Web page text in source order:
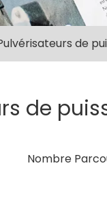
de
de
Nombre